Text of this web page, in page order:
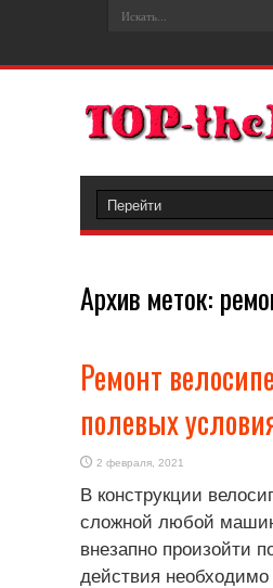
Архив меток:
Ремонт
полевых
2 февраля, 2021
В конструкции
сложной любой
внезапно произойти
действия необходимо